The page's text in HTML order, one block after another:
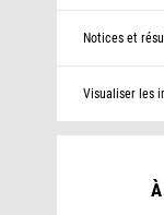
Notices et
Visualiser les